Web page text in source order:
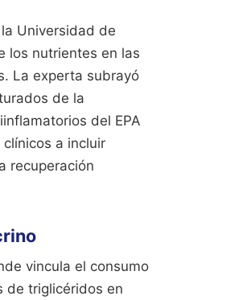
Universidad de
los nutrientes en las
La experta subrayó
de la
del EPA
a incluir
recuperación
vincula el consumo
de triglicéridos en